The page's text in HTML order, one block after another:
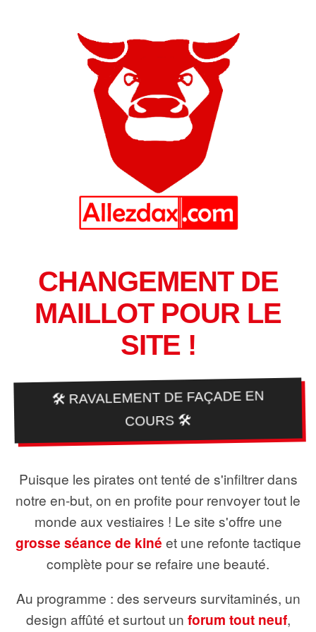
CHANGEMENT DE
MAILLOT POUR LE
SITE !
🛠️ RAVALEMENT DE FAÇADE EN
COURS 🛠️
Puisque les pirates ont tenté de s'infiltrer dans
notre en-but, on en profite pour renvoyer tout le
monde aux vestiaires ! Le site s'offre une
grosse séance de kiné et une refonte tactique
complète pour se refaire une beauté.
Au programme : des serveurs survitaminés, un
design affûté et surtout un forum tout neuf,